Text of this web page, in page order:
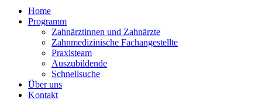
Home
Programm
Zahnärztinnen und Zahnärzte
Zahnmedizinische Fachangestellte
Praxisteam
Auszubildende
Schnellsuche
Über uns
Kontakt